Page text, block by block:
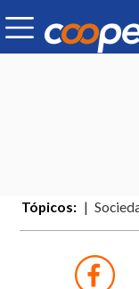
Tópicos: